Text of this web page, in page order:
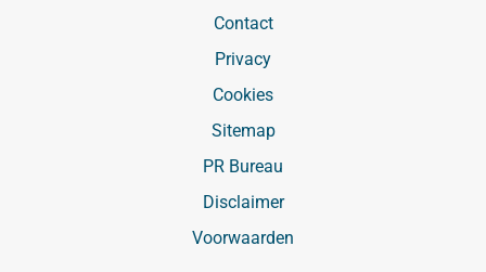
Contact
Privacy
Cookies
Sitemap
PR Bureau
Disclaimer
Voorwaarden